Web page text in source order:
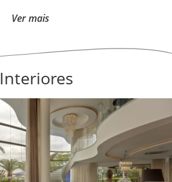
Ver mais
Interiores